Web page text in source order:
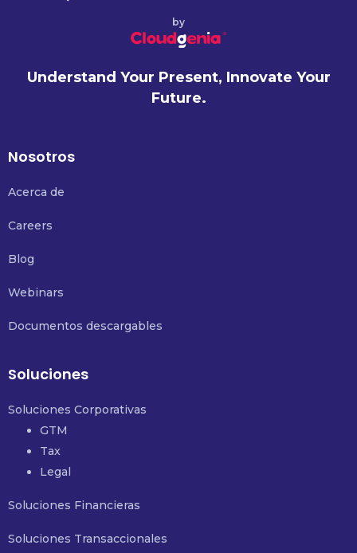
by
Understand Your Present, Innovate Your
Future.
Nosotros
Acerca de
Careers
Blog
Webinars
Documentos descargables
Soluciones
Soluciones Corporativas
GTM
Tax
Legal
Soluciones Financieras
Soluciones Transaccionales